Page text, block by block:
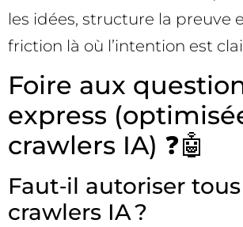
les idées, structure la preuve
friction là où l’intention est
Foire aux
express
crawlers IA) ❓🤖
Faut‑il autoriser
crawlers IA ?